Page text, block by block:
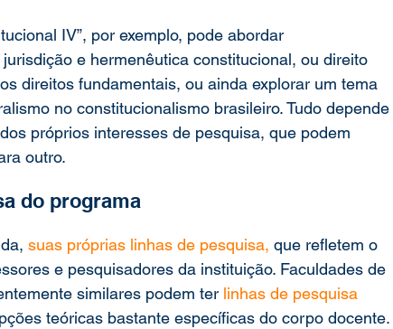
IV”, por exemplo, pode abordar
e hermenêutica constitucional, ou direito
direitos fundamentais, ou ainda explorar um tema
no constitucionalismo brasileiro. Tudo depende
próprios interesses de pesquisa, que podem
outro.
do programa
suas próprias linhas de pesquisa, que refletem o
e pesquisadores da instituição. Faculdades de
similares podem ter linhas de pesquisa
teóricas bastante específicas do corpo docente.